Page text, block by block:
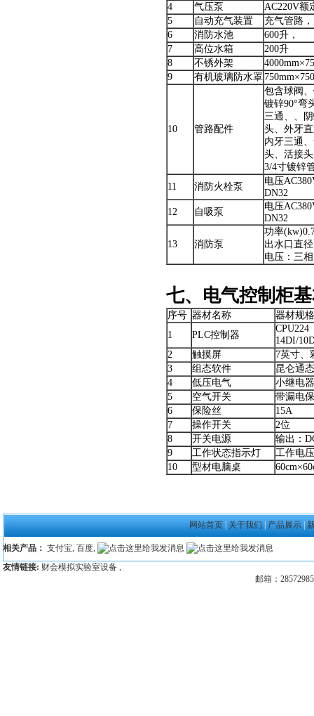
4
气压泵
AC220V额
5
自动充气装置
充气管路
6
消防水池
600升，
7
高位水箱
200升
8
不锈外架
9
有机玻璃防水罩
10 管路配件
包含球阀
镀锌90°弯
三通、、
头、外牙
内牙三通
头、活接
3/4寸镀锌
11
消防火栓泵
电压
DN32
12
自吸泵
电压
DN32
13 消防泵
功率
出水口直
电压：三
七、电气控制柜
序号 器材名称
器材规
1
PLC控制器
CPU224
14DI/
2
触摸屏
7英寸、
3
组态软件
昆仑通态
4
低压电气
小继电
5
空气开关
带漏电
6
保险丝
15A
7
操作开关
2位
8
开关电源
输出：
9
工作状态指示灯
工作电
10
型材电脑桌
网站首页 关于我们 产品展示
相关产品： 支付宝, 百度,
友情链接: 财会模拟实验室设备 ,
邮箱：